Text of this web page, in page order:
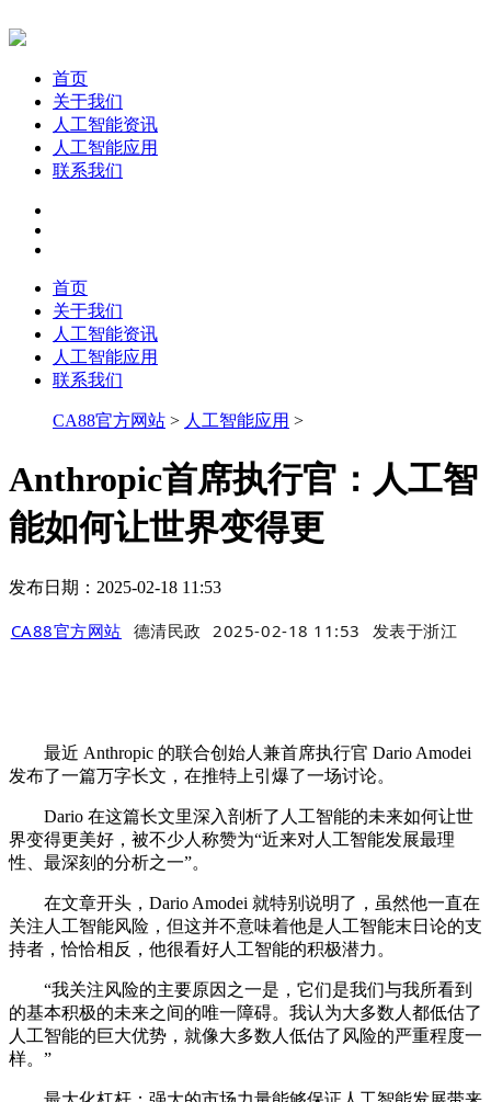
首页
关于我们
人工智能资讯
人工智能应用
联系我们
首页
关于我们
人工智能资讯
人工智能应用
联系我们
CA88官方网站 > 人工智能应用 >
Anthropic首席执行官：人工智
能如何让世界变得更
发布日期：2025-02-18 11:53
CA88官方网站 德清民政 2025-02-18 11:53 发表于浙江
最近 Anthropic 的联合创始人兼首席执行官 Dario Amodei
发布了一篇万字长文，在推特上引爆了一场讨论。
Dario 在这篇长文里深入剖析了人工智能的未来如何让世
界变得更美好，被不少人称赞为“近来对人工智能发展最理
性、最深刻的分析之一”。
在文章开头，Dario Amodei 就特别说明了，虽然他一直在
关注人工智能风险，但这并不意味着他是人工智能末日论的支
持者，恰恰相反，他很看好人工智能的积极潜力。
“我关注风险的主要原因之一是，它们是我们与我所看到
的基本积极的未来之间的唯一障碍。我认为大多数人都低估了
人工智能的巨大优势，就像大多数人低估了风险的严重程度一
样。”